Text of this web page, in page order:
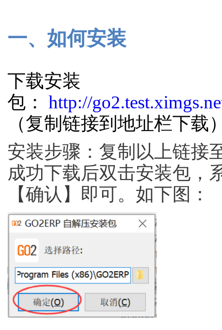
一、如何安装
下载安装
包：
http://
（复制链接到地址栏下载
安装步骤：复制以上链接
成功下载后双击安装包，
【确认】即可。如下图：